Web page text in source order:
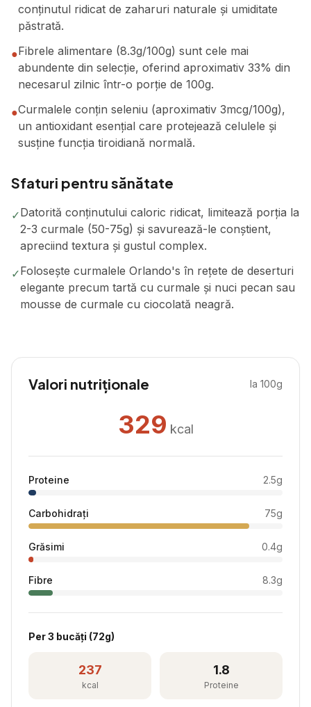
conținutul ridicat de zaharuri naturale și umiditate
păstrată.
●Fibrele alimentare (8.3g/100g) sunt cele mai
abundente din selecție, oferind aproximativ 33% din
necesarul zilnic într-o porție de 100g.
●Curmalele conțin seleniu (aproximativ 3mcg/100g),
un antioxidant esențial care protejează celulele și
susține funcția tiroidiană normală.
Sfaturi pentru sănătate
✓Datorită conținutului caloric ridicat, limitează porția la
2-3 curmale (50-75g) și savurează-le conștient,
apreciind textura și gustul complex.
✓Folosește curmalele Orlando's în rețete de deserturi
elegante precum tartă cu curmale și nuci pecan sau
mousse de curmale cu ciocolată neagră.
Valori nutriționale la 100g
329 kcal
Proteine 2.5g
Carbohidrați 75g
Grăsimi 0.4g
Fibre 8.3g
Per3 bucăți (72g)
237
kcal
1.8
Proteine